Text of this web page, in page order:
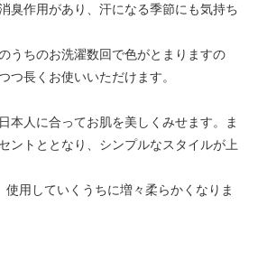
臭作用があり、汗になる季節にも気持ち
うちのお洗濯数回で色がとまりますの
つ長くお使いいただけます。
本人に合ってお肌を美しくみせます。ま
ントととなり、シンプルなスタイルが上
用していくうちに増々柔らかくなりま